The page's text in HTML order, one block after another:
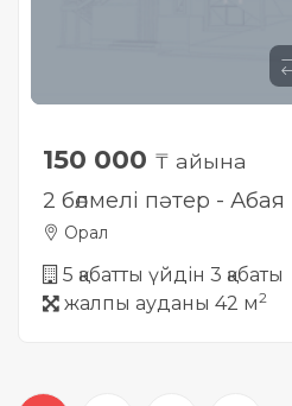
150 000 ₸ айына
2 бөлмелі пәтер - Абая
Орал
5 қабатты үйдін 3 қабаты
жалпы ауданы 42 м2